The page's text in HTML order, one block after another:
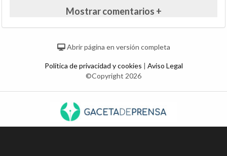
Mostrar comentarios +
Abrir página en versión completa
Política de privacidad y cookies | Aviso Legal
©Copyright 2026